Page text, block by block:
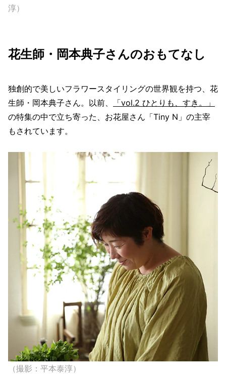
淳）
花生師・岡本典子さんのおもてなし
独創的で美しいフラワースタイリングの世界観を持つ、花
生師・岡本典子さん。以前、
「vol.2 ひとりも、すき。」
の特集の中で立ち寄った、お花屋さん「Tiny N」の主宰
もされています。
（撮影：平本泰淳）